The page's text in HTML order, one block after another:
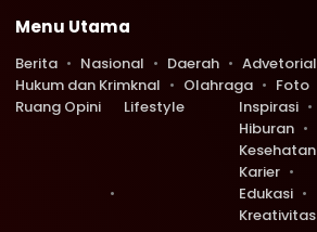
Menu Utama
Berita Nasional Daerah
Advetorial
Hukum dan Krimknal
Olahraga Foto
Ruang Opini
Lifestyle
Inspirasi
Hiburan
Kesehatan
Karier
Edukasi
Kreativitas